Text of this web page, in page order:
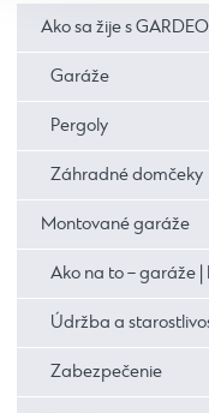
Ako sa žije s
Garáže
Pergoly
Záhradné domčeky
Montované garáže
Ako na to – garáže |
Údržba a
Zabezpečenie